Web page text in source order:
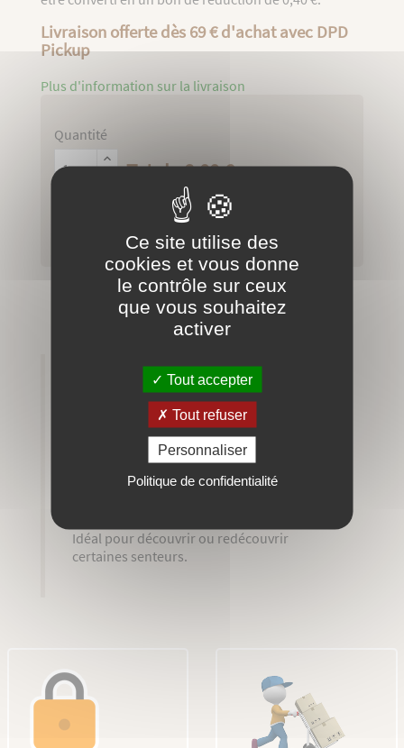
Livraison offerte dès 69 € d'achat avec DPD
Pickup
Plus d'information sur la livraison
Quantité
Total : 8,00 €
AJOUTER AU PANIER
Paiement sécurisé
EN SAVOIR PLUS
INGRÉDIENTS
gourmand et fleuri dans un joli sachet
Idéal pour découvrir ou redécouvrir
certaines senteurs.
Ce site utilise des
cookies et vous donne
le contrôle sur ceux
que vous souhaitez
activer
Tout accepter
Tout refuser
Personnaliser
Politique de confidentialité